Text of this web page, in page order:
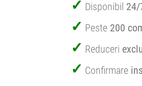
Disponibil 24/
Peste 200
Reduceri
Confirmare